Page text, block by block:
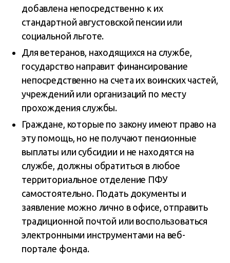
добавлена непосредственно к их
стандартной августовской пенсии или
социальной льготе.
Для ветеранов, находящихся на службе,
государство направит финансирование
непосредственно на счета их воинских частей,
учреждений или организаций по месту
прохождения службы.
Граждане, которые по закону имеют право на
эту помощь, но не получают пенсионные
выплаты или субсидии и не находятся на
службе, должны обратиться в любое
территориальное отделение ПФУ
самостоятельно. Подать документы и
заявление можно лично в офисе, отправить
традиционной почтой или воспользоваться
электронными инструментами на веб-
портале фонда.